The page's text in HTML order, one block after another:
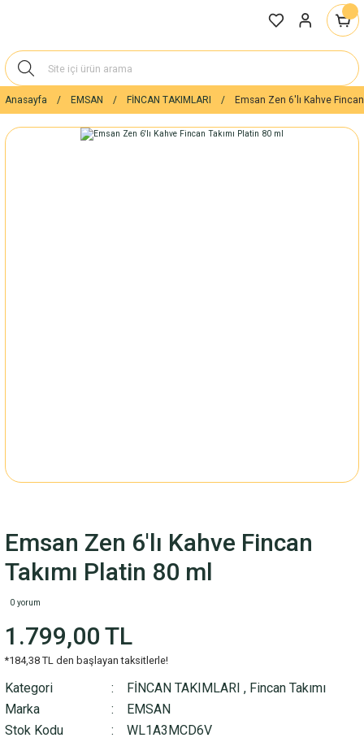
Anasayfa EMSAN FİNCAN TAKIMLARI Emsan Zen 6'lı Kahve
Emsan Zen 6'lı Kahve Fincan
Takımı Platin 80 ml
0 yorum
1.799,00 TL
*184,38 TL den başlayan taksitlerle!
Kategori FİNCAN TAKIMLARI , Fincan Takımı
Marka
EMSAN
Stok Kodu
WL1A3MCD6V